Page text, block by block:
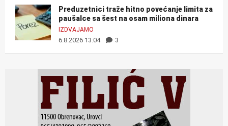
Preduzetnici traže hitno povećanje limita za
paušalce sa šest na osam miliona dinara
IZDVAJAMO
6.8.2026 13:04 3